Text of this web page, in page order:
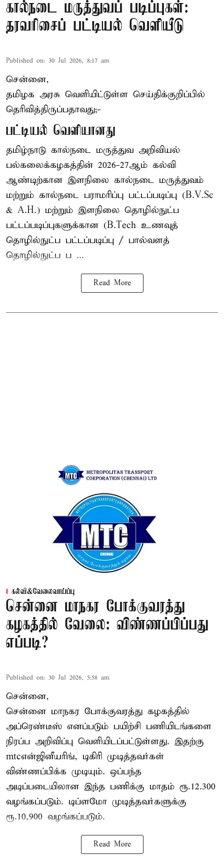
கால்நடை மருத்துவப் படிப்புகள்:
தரவரிசைப் பட்டியல் வெளியீடு
Published on: 30 Jul 2026, 8:17 am
சென்னை,
தமிழக அரசு வெளியிட்டுள்ள செய்திக்குறிப்பில்
தெரிவித்திருப்பதாவது;-
பட்டியல் வெளியானது
தமிழ்நாடு கால்நடை மருத்துவ அறிவியல்
பல்கலைக்கழகத்தின் 2026-27ஆம் கல்வி
ஆண்டிற்கான இளநிலை கால்நடை மருத்துவம்
மற்றும் கால்நடை பராமரிப்பு பட்டப்படிப்பு (B.V.Sc
& A.H.) மற்றும் இளநிலை தொழில்நுட்ப
பட்டப்படிப்புகளுக்கான (B.Tech உணவுத்
தொழில்நுட்ப பட்டப்படிப்பு / பால்வளத்
தொழில்நுட்ப ப ...
Read More
கல்வி&வேலைவாய்ப்பு
சென்னை மாநகர போக்குவரத்து
கழகத்தில் வேலை: விண்ணப்பிப்பது
எப்படி?
Published on: 30 Jul 2026, 5:58 am
சென்னை,
சென்னை மாநகர போக்குவரத்து கழகத்தில்
அப்ரெண்டீஸ் எனப்படும் பயிற்சி பணியிடங்களை
நிரப்ப அறிவிப்பு வெளியிடப்பட்டுள்ளது. இதற்கு
mtcஎன்ஜினீயரிங், டிகிரி முடித்தவர்கள்
விண்ணப்பிக்க முடியும். ஒப்பந்த
அடிப்படையிலான இந்த பணிக்கு மாதம் ரூ.12.300
வழங்கப்படும். டிப்ளமோ முடித்தவர்களுக்கு
ரூ.10,900 வழங்கப்படும்.
Read More